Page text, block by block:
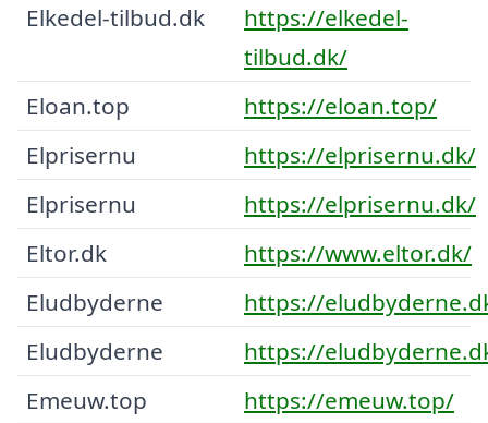
Elkedel-tilbud.dk
https://elkedel-
tilbud.dk/
Eloan.top
https://eloan.top/
Elprisernu
https://elprisernu.dk/
Elprisernu
https://elprisernu.dk/
Eltor.dk
https://www.eltor.dk/
Eludbyderne
https://
Eludbyderne
https://
Emeuw.top
https://emeuw.top/